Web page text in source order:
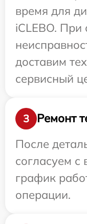
время для
iCLEBO. При
доставим
сервисный
3
Ремонт
После
согласуем с
график
операции.